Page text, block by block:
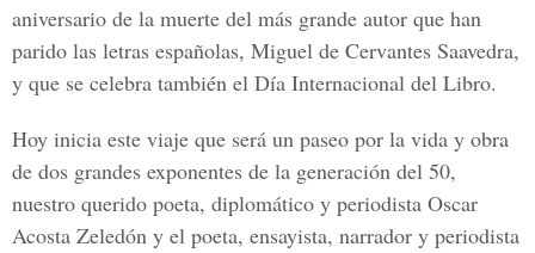
aniversario de la muerte del más grande autor que han
parido las letras españolas, Miguel de Cervantes Saavedra,
y que se celebra también el Día Internacional del Libro.
Hoy inicia este viaje que será un paseo por la vida y obra
de dos grandes exponentes de la generación del 50,
nuestro querido poeta, diplomático y periodista Oscar
Acosta Zeledón y el poeta, ensayista, narrador y periodista